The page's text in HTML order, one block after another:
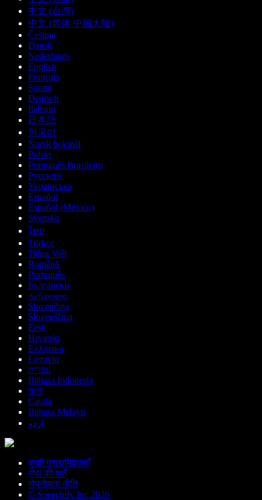
中文 (台灣)
中文 (简体 中国大陆)
Čeština
Dansk
Nederlands
English
Français
Suomi
Deutsch
Italiano
日本語
한국어
Norsk bokmål
Polski
Português Brasileiro
Русский
Українська
Español
Español (México)
Svenska
ไทย
Türkçe
Tiếng Việt
Română
Português
Български
ქართული
Slovenčina
Slovenščina
Eesti
Hrvatski
Ελληνικά
Lietuvių
עברית
Bahasa Indonesia
বাংলা
Català
Bahasa Melayu
اردو
कुकी प्राथमिकताएँ
सेवा की शर्तें
गोपनीयता नीति
© Speechify Inc 2026